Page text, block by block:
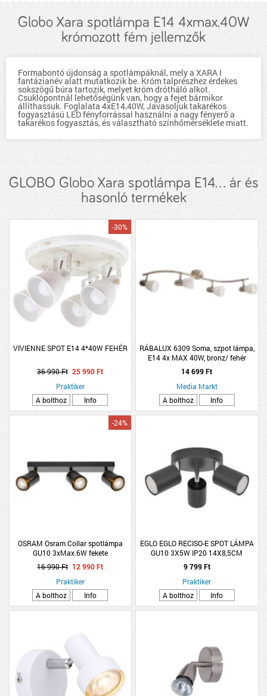
Globo Xara spotlámpa E14 4xmax.40W
krómozott fém jellemzők
Formabontó újdonság a spotlámpáknál, mely a XARA I
fantázianév alatt mutatkozik be. Króm talprészhez érdekes
sokszögű búra tartozik, melyet króm drótháló alkot.
Csuklópontnál lehetőségünk van, hogy a fejet bármikor
állíthassuk. Foglalata 4xE14,40W, Javasoljuk takarékos
fogyasztású LED fényforrással használni a nagy fényerő a
takarékos fogyasztás, és választható színhőmérséklete miatt.
GLOBO Globo Xara spotlámpa E14... ár és
hasonló termékek
VIVIENNE SPOT E14 4*40W FEHÉR
-30%
36 990 Ft 25 990 Ft
Praktiker
A bolthoz
Info
RÁBALUX 6309 Soma, szpot lámpa,
E14 4x MAX 40W, bronz/ fehér
14 699 Ft
Media Markt
A bolthoz
Info
OSRAM Osram Collar spotlámpa
GU10 3xMax.6W fekete
-24%
16 990 Ft 12 990 Ft
Praktiker
A bolthoz
Info
EGLO EGLO RECISO-E SPOT LÁMPA
GU10 3X5W IP20 14X8,5CM
FEKETE-KRÓM
9 799 Ft
Praktiker
A bolthoz
Info